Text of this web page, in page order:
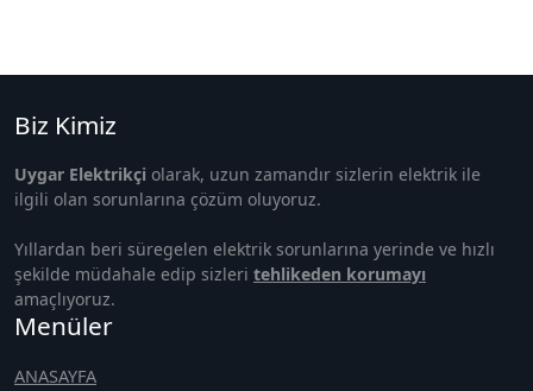
Biz Kimiz
Uygar Elektrikçi olarak, uzun zamandır sizlerin elektrik ile
ilgili olan sorunlarına çözüm oluyoruz.
Yıllardan beri süregelen elektrik sorunlarına yerinde ve hızlı
şekilde müdahale edip sizleri tehlikeden korumayı
amaçlıyoruz.
Menüler
ANASAYFA